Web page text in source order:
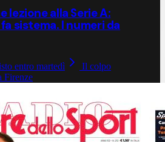
lezione alla Serie A:
sistema. I numeri da
entro martedì
Il colpo
Firenze